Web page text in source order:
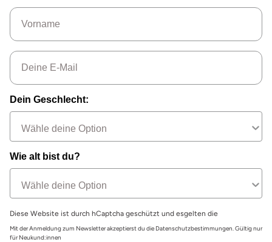
Name
Email
Dein Geschlecht:
Wie alt bist du?
Diese Website ist durch hCaptcha geschützt und esgelten die
Mit der Anmeldung zum Newsletter akzeptierst du die Datenschutzbestimmungen. Gültig nur
für Neukund:innen